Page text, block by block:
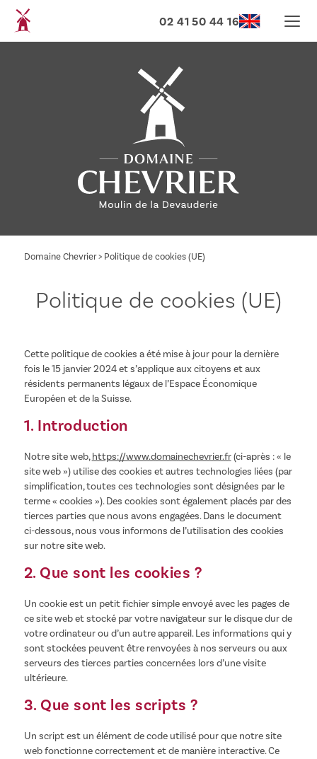
02 41 50 44 16
Domaine Chevrier> Politique de cookies (UE)
Politique de cookies (UE)
Cette politique de cookies a été mise à jour pour la dernière
fois le 15 janvier 2024 et s’applique aux citoyens et aux
résidents permanents légaux de l’Espace Économique
Européen et de la Suisse.
1. Introduction
Notre site web,https://www.domainechevrier.fr(ci-après : « le
site web ») utilise des cookies et autres technologies liées (par
simplification, toutes ces technologies sont désignées par le
terme « cookies »). Des cookies sont également placés par des
tierces parties que nous avons engagées. Dans le document
ci-dessous, nous vous informons de l’utilisation des cookies
sur notre site web.
2. Que sont les cookies ?
Un cookie est un petit fichier simple envoyé avec les pages de
ce site web et stocké par votre navigateur sur le disque dur de
votre ordinateur ou d’un autre appareil. Les informations qui y
sont stockées peuvent être renvoyées à nos serveurs ou aux
serveurs des tierces parties concernées lors d’une visite
ultérieure.
3. Que sont les scripts ?
Un script est un élément de code utilisé pour que notre site
web fonctionne correctement et de manière interactive. Ce